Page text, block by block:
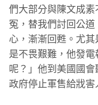
們大部分與陳文成
冤，替我們討回公
心，漸漸回甦。尤
是不畏艱難，他發
呢？」他到美國國
政府停止軍售給戕